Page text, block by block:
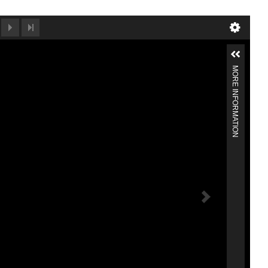
MORE INFORMATION